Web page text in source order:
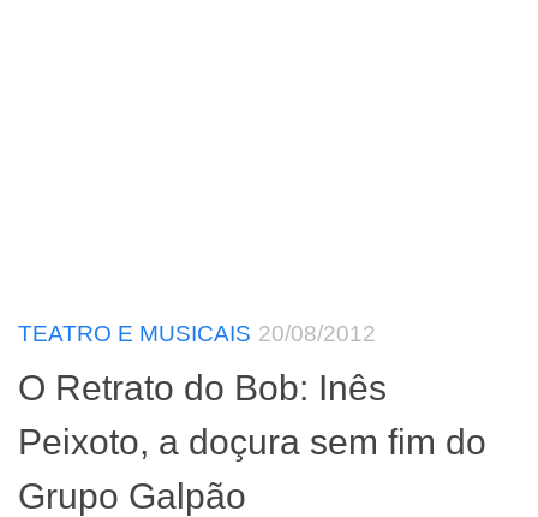
TEATRO E MUSICAIS 20/08/2012
O Retrato do Bob: Inês
Peixoto, a doçura sem fim do
Grupo Galpão